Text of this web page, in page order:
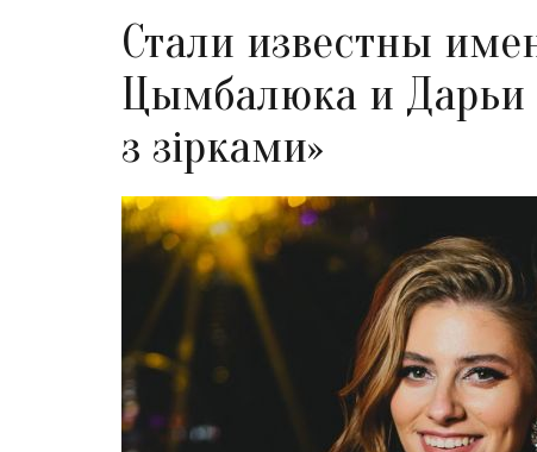
Стали известны
Цымбалюка и Дарьи
з зірками»